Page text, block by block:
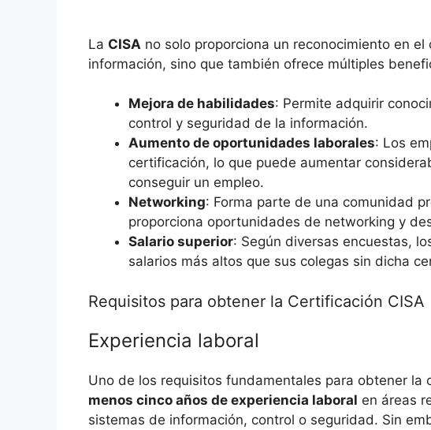
La CISA no solo proporciona un reconocimiento en
información, sino que también ofrece múltiples
Mejora de habilidades: Permite adquirir
control y seguridad de la información.
Aumento de oportunidades laborales: Los
certificación, lo que puede aumentar
conseguir un empleo.
Networking: Forma parte de una comunidad
proporciona oportunidades de networking y
Salario superior: Según diversas encuestas,
salarios más altos que sus colegas sin dicha
Requisitos para obtener la Certificación CISA
Experiencia laboral
Uno de los requisitos fundamentales para obtener la
menos cinco años de experiencia laboral en áreas
sistemas de información, control o seguridad. Sin